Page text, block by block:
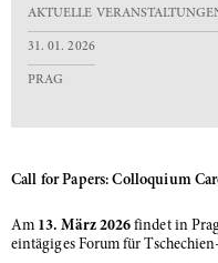
AKTUELLE
31. 01. 2026
PRAG
Call for Papers: Colloquium
Am 13. März 2026 findet in
eintägiges Forum für